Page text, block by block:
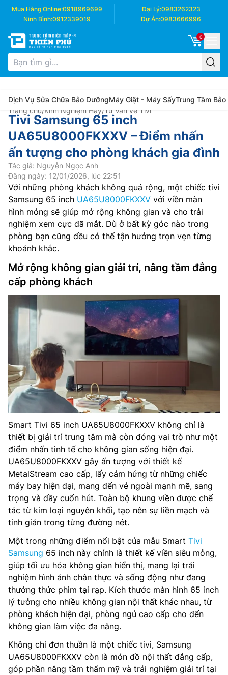
Mua Hàng Online:0918969699 Đại Lý:0983262323
Ninh Bình:0912339019 Dự Án:0983666996
0
Dịch Vụ Sửa Chữa Bảo DưỡngMáy Giặt - Máy SấyTrung Tâm Bảo
Trang chủ/Kinh Nghiệm Hay/Tư Vấn về Tivi
Tivi Samsung 65 inch
UA65U8000FKXXV – Điểm nhấn
ấn tượng cho phòng khách gia đình
Tác giả: Nguyễn Ngọc Anh
Đăng ngày: 12/01/2026, lúc 22:51
Với những phòng khách không quá rộng, một chiếc tivi
Samsung 65 inch UA65U8000FKXXV với viền màn
hình mỏng sẽ giúp mở rộng không gian và cho trải
nghiệm xem cực đã mắt. Dù ở bất kỳ góc nào trong
phòng bạn cũng đều có thể tận hưởng trọn vẹn từng
khoảnh khắc.
Mở rộng không gian giải trí, nâng tầm đẳng
cấp phòng khách
Smart Tivi 65 inch UA65U8000FKXXV không chỉ là
thiết bị giải trí trung tâm mà còn đóng vai trò như một
điểm nhấn tinh tế cho không gian sống hiện đại.
UA65U8000FKXXV gây ấn tượng với thiết kế
MetalStream cao cấp, lấy cảm hứng từ những chiếc
máy bay hiện đại, mang đến vẻ ngoài mạnh mẽ, sang
trọng và đầy cuốn hút. Toàn bộ khung viền được chế
tác từ kim loại nguyên khối, tạo nên sự liền mạch và
tinh giản trong từng đường nét.
Một trong những điểm nổi bật của mẫu Smart Tivi
Samsung 65 inch này chính là thiết kế viền siêu mỏng,
giúp tối ưu hóa không gian hiển thị, mang lại trải
nghiệm hình ảnh chân thực và sống động như đang
thưởng thức phim tại rạp. Kích thước màn hình 65 inch
lý tưởng cho nhiều không gian nội thất khác nhau, từ
phòng khách hiện đại, phòng ngủ cao cấp cho đến
không gian làm việc đa năng.
Không chỉ đơn thuần là một chiếc tivi, Samsung
UA65U8000FKXXV còn là món đồ nội thất đẳng cấp,
góp phần nâng tầm thẩm mỹ và trải nghiệm giải trí tại